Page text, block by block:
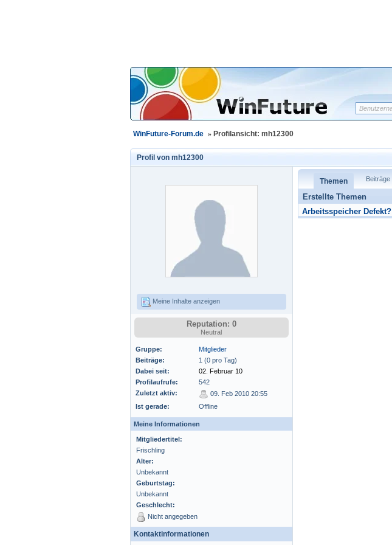
WinFuture-Forum.de » Profilansicht: mh12300
Profil von mh12300
Meine Inhalte anzeigen
Reputation: 0
Neutral
Gruppe:
Mitglieder
Beiträge:
1 (0 pro Tag)
Dabei seit:
02. Februar 10
Profilaufrufe:
542
Zuletzt aktiv:
09. Feb 2010 20:55
Ist gerade:
Offline
Meine Informationen
Mitgliedertitel:
Frischling
Alter:
Unbekannt
Geburtstag:
Unbekannt
Geschlecht:
Nicht angegeben
Kontaktinformationen
Themen Beiträge
Erstellte Themen
Arbeitsspeicher Defekt?